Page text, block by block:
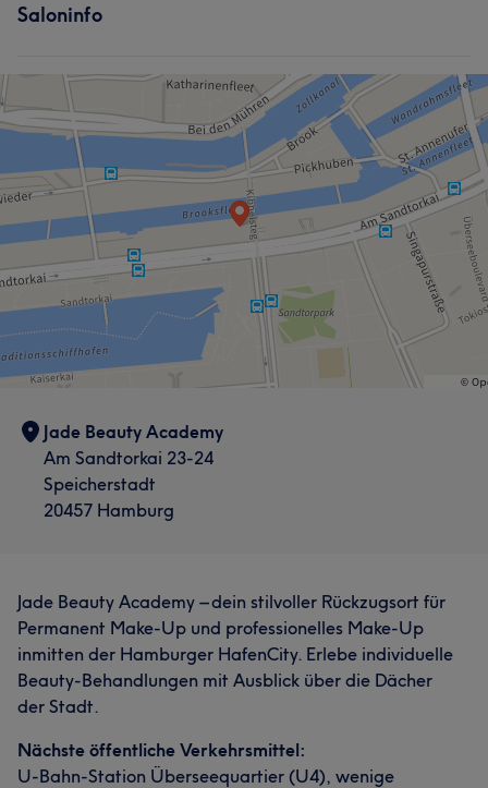
Saloninfo
Jade Beauty Academy
Am Sandtorkai 23-24
Speicherstadt
20457 Hamburg
Jade Beauty Academy – dein stilvoller Rückzugsort für
Permanent Make-Up und professionelles Make-Up
inmitten der Hamburger HafenCity. Erlebe individuelle
Beauty-Behandlungen mit Ausblick über die Dächer
der Stadt.
Nächste öffentliche Verkehrsmittel:
U-Bahn-Station Überseequartier (U4), wenige